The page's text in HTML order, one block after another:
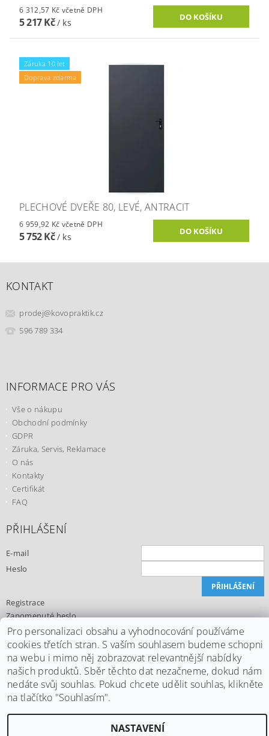
6 312,57 Kč včetně DPH
5 217 Kč/ ks
Záruka 10 let
Doprava zdarma
PLECHOVÉ DVEŘE 80, LEVÉ, ANTRACIT
6 959,92 Kč včetně DPH
5 752 Kč/ ks
KONTAKT
prodej@kovopraktik.cz
596 789 334
INFORMACE PRO VÁS
Vše o nákupu
Obchodní podmínky
GDPR
Záruka, Servis, Reklamace
O nás
Kontakty
Certifikát
FAQ
PŘIHLÁŠENÍ
E-mail
Heslo
Registrace
Zapomenuté heslo
2026 © Office24.cz , všechna práva vyhrazenaUpravit nastavení cookies
Vytvořil Shoptet
Pro personalizaci obsahu a vyhodnocování používáme
cookies třetích stran. S vaším souhlasem budeme schopni
na webu i mimo něj zobrazovat relevantnější nabídky
našich produktů. Sběr těchto dat nezačneme, dokud nám
nedáte svůj souhlas. Pokud chcete udělit souhlas, klikněte
na tlačítko "Souhlasím".
NASTAVENÍ